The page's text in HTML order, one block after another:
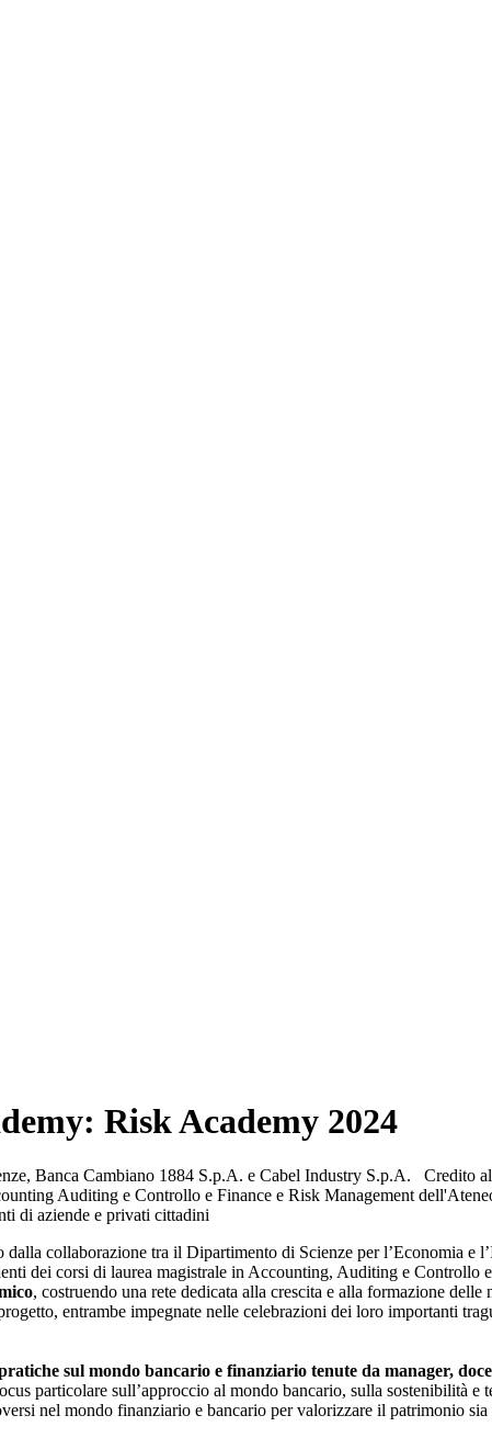
Risk Academy 2024
Banca Cambiano 1884 S.p.A. e Cabel Industry S.p.A. Credito
Auditing e Controllo e Finance e Risk Management
di aziende e privati cittadini
dalla collaborazione tra il Dipartimento di Scienze per l’Economia e
dei corsi di laurea magistrale in Accounting, Auditing e Controllo
, costruendo una rete dedicata alla crescita e alla formazione
entrambe impegnate nelle celebrazioni dei loro importanti
sul mondo bancario e finanziario tenute da manager,
particolare sull’approccio al mondo bancario, sulla sostenibilità e
nel mondo finanziario e bancario per valorizzare il patrimonio